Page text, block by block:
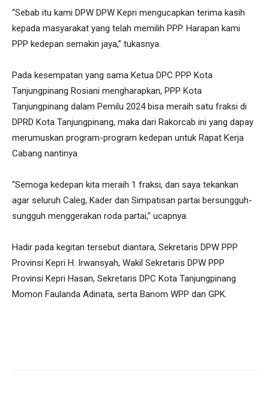
“Sebab itu kami DPW DPW Kepri mengucapkan terima kasih
kepada masyarakat yang telah memilih PPP. Harapan kami
PPP kedepan semakin jaya,” tukasnya.
Pada kesempatan yang sama Ketua DPC PPP Kota
Tanjungpinang Rosiani mengharapkan, PPP Kota
Tanjungpinang dalam Pemilu 2024 bisa meraih satu fraksi di
DPRD Kota Tanjungpinang, maka dari Rakorcab ini yang dapay
merumuskan program-program kedepan untuk Rapat Kerja
Cabang nantinya.
“Semoga kedepan kita meraih 1 fraksi, dan saya tekankan
agar seluruh Caleg, Kader dan Simpatisan partai bersungguh-
sungguh menggerakan roda partai,” ucapnya.
Hadir pada kegitan tersebut diantara, Sekretaris DPW PPP
Provinsi Kepri H. Irwansyah, Wakil Sekretaris DPW PPP
Provinsi Kepri Hasan, Sekretaris DPC Kota Tanjungpinang
Momon Faulanda Adinata, serta Banom WPP dan GPK.